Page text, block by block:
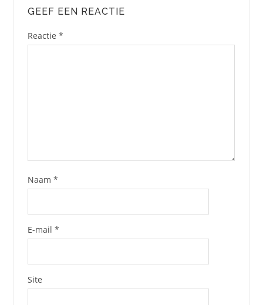
GEEF EEN REACTIE
Reactie *
Naam *
E-mail *
Site